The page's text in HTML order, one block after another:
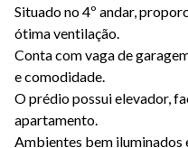
Situado no 4º andar,
ótima ventilação.
Conta com vaga de
e comodidade.
O prédio possui elevador,
apartamento.
Ambientes bem